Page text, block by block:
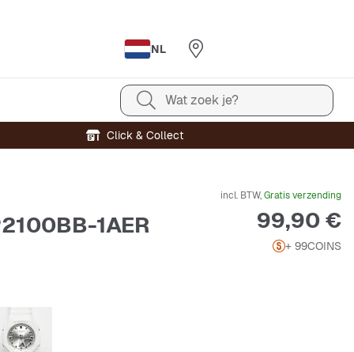
NL
Wat zoek je?
Click & Collect
1AER
incl. BTW,Gratis verzending
Prijs
99,90 €
+ 99COINS